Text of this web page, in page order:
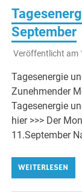
September
Veröffentlicht am
Tagesenergie
Zunehmender
Tagesenergie
hier >>> Der
11.September
WEITERLESEN